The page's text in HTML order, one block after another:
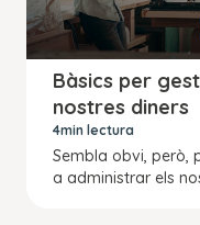
Bàsics per
nostres diners
4min lectura
Sembla obvi, però,
a administrar els